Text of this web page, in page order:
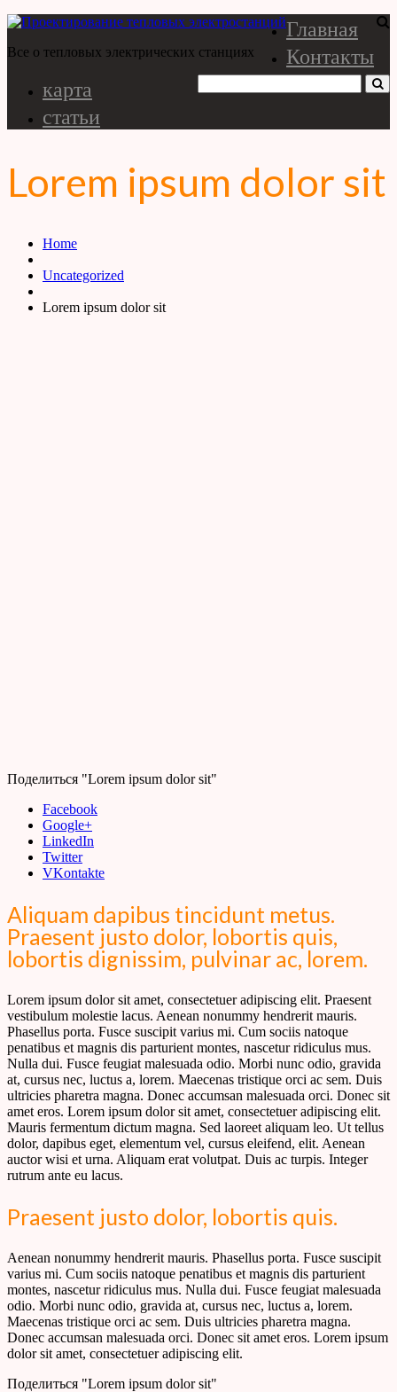
Все о тепловых электрических станциях
Главная
Контакты
карта
статьи
Lorem ipsum dolor sit
Home
Uncategorized
Lorem ipsum dolor sit
Поделиться "Lorem ipsum dolor sit"
Facebook
Google+
LinkedIn
Twitter
VKontakte
Aliquam dapibus tincidunt metus.
Praesent justo dolor, lobortis quis,
lobortis dignissim, pulvinar ac, lorem.
Lorem ipsum dolor sit amet, consectetuer adipiscing elit. Praesent
vestibulum molestie lacus. Aenean nonummy hendrerit mauris.
Phasellus porta. Fusce suscipit varius mi. Cum sociis natoque
penatibus et magnis dis parturient montes, nascetur ridiculus mus.
Nulla dui. Fusce feugiat malesuada odio. Morbi nunc odio, gravida
at, cursus nec, luctus a, lorem. Maecenas tristique orci ac sem. Duis
ultricies pharetra magna. Donec accumsan malesuada orci. Donec sit
amet eros. Lorem ipsum dolor sit amet, consectetuer adipiscing elit.
Mauris fermentum dictum magna. Sed laoreet aliquam leo. Ut tellus
dolor, dapibus eget, elementum vel, cursus eleifend, elit. Aenean
auctor wisi et urna. Aliquam erat volutpat. Duis ac turpis. Integer
rutrum ante eu lacus.
Praesent justo dolor, lobortis quis.
Aenean nonummy hendrerit mauris. Phasellus porta. Fusce suscipit
varius mi. Cum sociis natoque penatibus et magnis dis parturient
montes, nascetur ridiculus mus. Nulla dui. Fusce feugiat malesuada
odio. Morbi nunc odio, gravida at, cursus nec, luctus a, lorem.
Maecenas tristique orci ac sem. Duis ultricies pharetra magna.
Donec accumsan malesuada orci. Donec sit amet eros. Lorem ipsum
dolor sit amet, consectetuer adipiscing elit.
Поделиться "Lorem ipsum dolor sit"